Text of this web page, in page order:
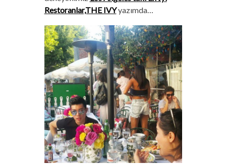
Restoranlar,THE IVYyazımda…